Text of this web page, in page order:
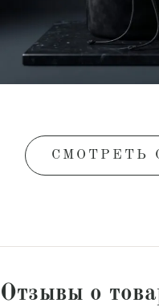
СМОТРЕТЬ
Отзывы о